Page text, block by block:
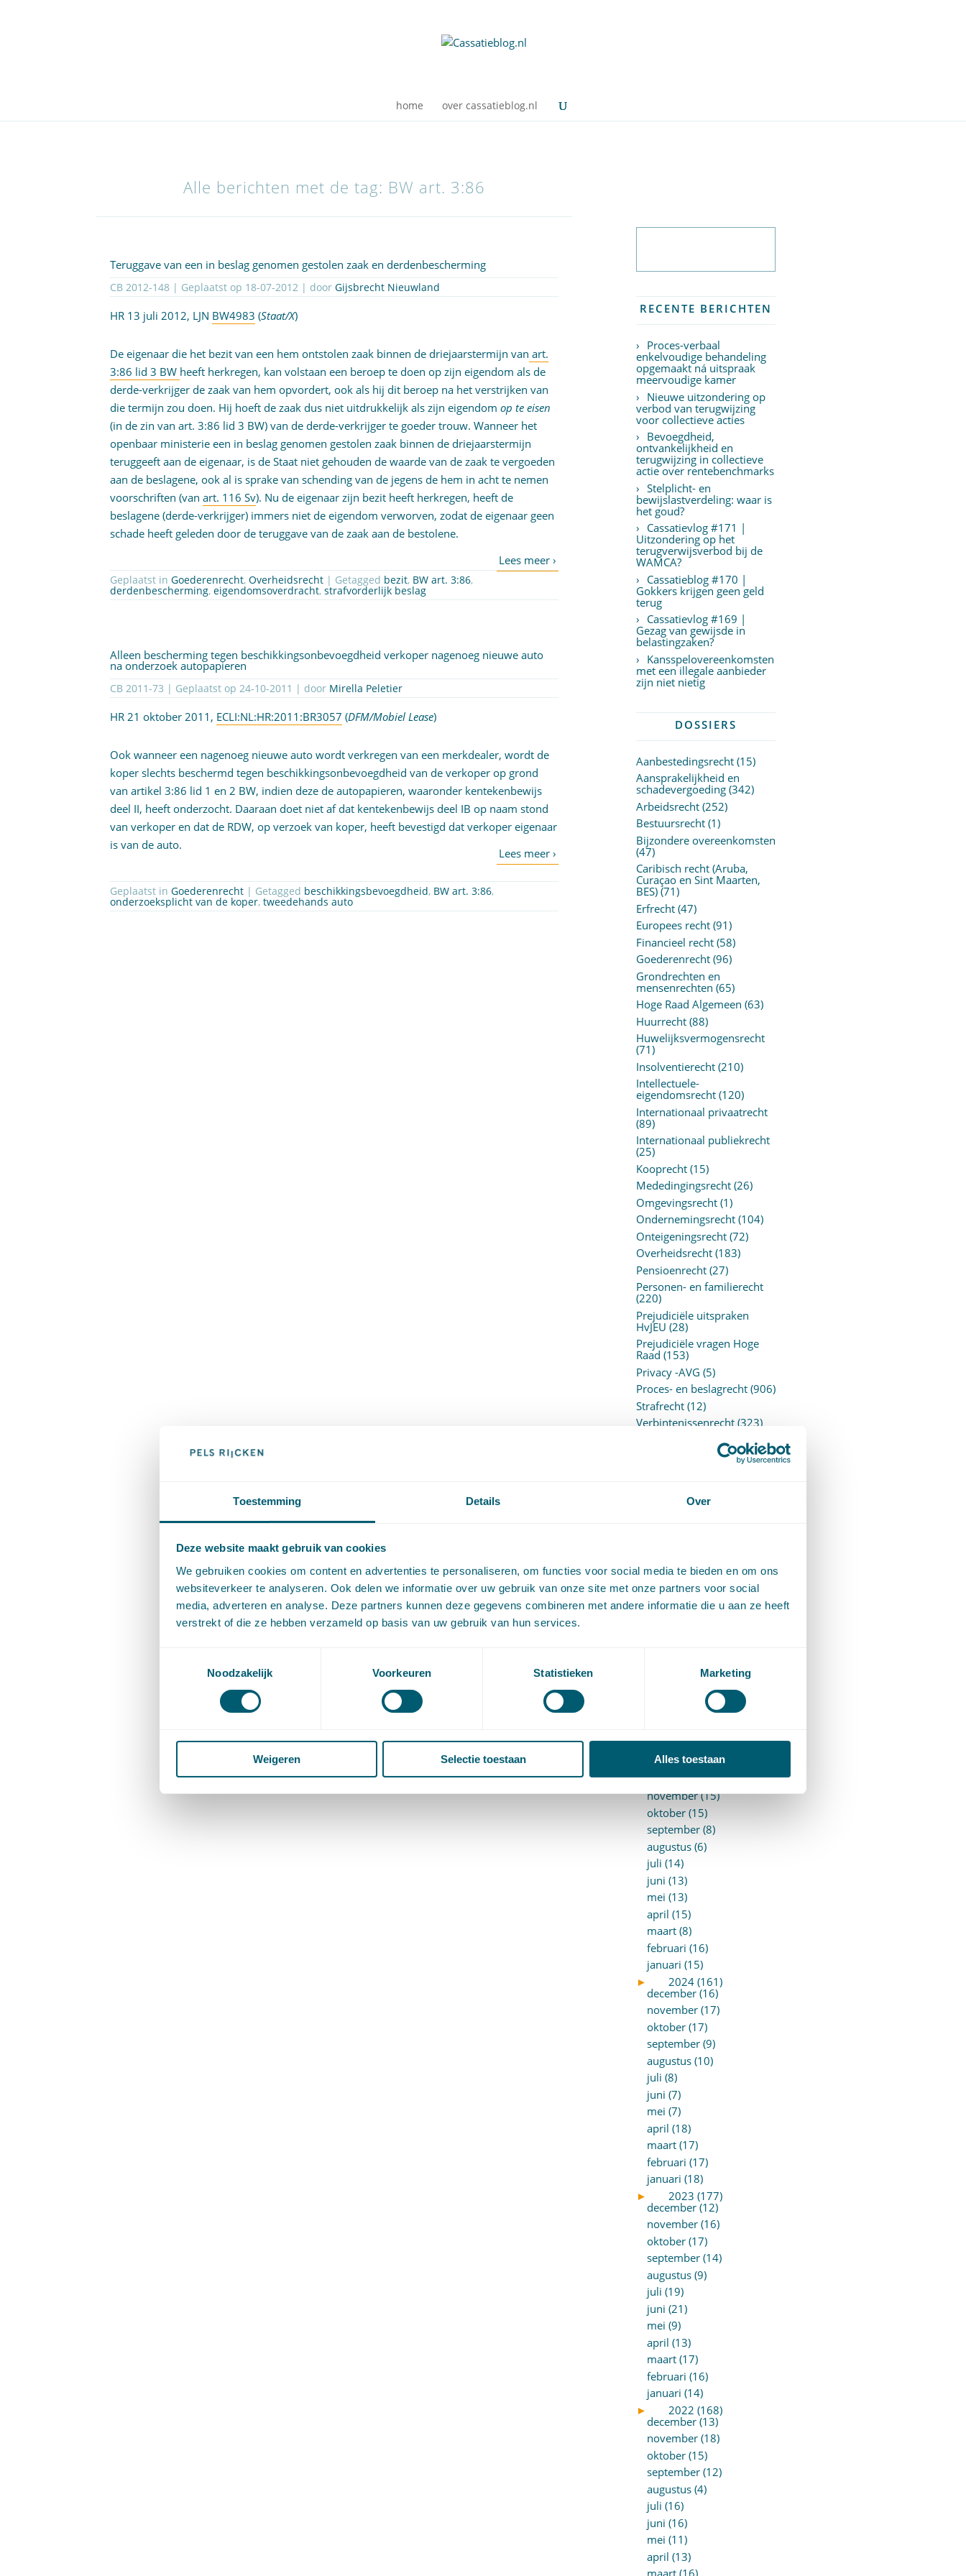
Toestemming Details Over
Deze website maakt gebruik van cookies
We gebruiken cookies om content en advertenties te personaliseren, om functies voor social media te bieden en om ons
websiteverkeer te analyseren. Ook delen we informatie over uw gebruik van onze site met onze partners voor social
media, adverteren en analyse. Deze partners kunnen deze gegevens combineren met andere informatie die u aan ze heeft
verstrekt of die ze hebben verzameld op basis van uw gebruik van hun services.
Noodzakelijk
Voorkeuren Statistieken Marketing
Weigeren Selectie toestaan Alles toestaan
home over cassatieblog.nl
Alle berichten met de tag: BW art. 3:86
Teruggave van een in beslag genomen gestolen zaak en derdenbescherming
CB 2012-148 | Geplaatst op 18-07-2012 | doorGijsbrecht Nieuwland
HR 13 juli 2012, LJN BW4983 (Staat/X)
De eigenaar die het bezit van een hem ontstolen zaak binnen de driejaarstermijn van art.
3:86 lid 3 BW heeft herkregen, kan volstaan een beroep te doen op zijn eigendom als de
derde-verkrijger de zaak van hem opvordert, ook als hij dit beroep na het verstrijken van
die termijn zou doen. Hij hoeft de zaak dus niet uitdrukkelijk als zijn eigendomop te eisen
(in de zin van art. 3:86 lid 3 BW) van de derde-verkrijger te goeder trouw. Wanneer het
openbaar ministerie een in beslag genomen gestolen zaak binnen de driejaarstermijn
teruggeeft aan de eigenaar, is de Staat niet gehouden de waarde van de zaak te vergoeden
aan de beslagene, ook al is sprake van schending van de jegens de hem in acht te nemen
voorschriften (vanart. 116 Sv). Nu de eigenaar zijn bezit heeft herkregen, heeft de
beslagene (derde-verkrijger) immers niet de eigendom verworven, zodat de eigenaar geen
schade heeft geleden door de teruggave van de zaak aan de bestolene.
Geplaatst inGoederenrecht,Overheidsrecht | Getagged bezit, BW art. 3:86,
derdenbescherming,eigendomsoverdracht,strafvorderlijk beslag
Alleen bescherming tegen beschikkingsonbevoegdheid verkoper nagenoeg nieuwe auto
na onderzoek autopapieren
CB 2011-73 | Geplaatst op24-10-2011 | door Mirella Peletier
HR 21 oktober 2011, ECLI:NL:HR:2011:BR3057 (DFM/Mobiel Lease)
Ook wanneer een nagenoeg nieuwe auto wordt verkregen van een merkdealer, wordt de
koper slechts beschermd tegen beschikkingsonbevoegdheid van de verkoper op grond
van artikel 3:86 lid 1 en 2 BW, indien deze de autopapieren, waaronder kentekenbewijs
deel II, heeft onderzocht. Daaraan doet niet af dat kentekenbewijs deel IB op naam stond
van verkoper en dat de RDW, op verzoek van koper, heeft bevestigd dat verkoper eigenaar
is van de auto.
Geplaatst inGoederenrecht | Getagged beschikkingsbevoegdheid, BW art. 3:86,
onderzoeksplicht van de koper,tweedehands auto
RECENTE BERICHTEN
Proces-verbaal
enkelvoudige behandeling
opgemaakt ná uitspraak
meervoudige kamer
Nieuwe uitzondering op
verbod van terugwijzing
voor collectieve acties
Bevoegdheid,
ontvankelijkheid en
terugwijzing in collectieve
actie over rentebenchmarks
Stelplicht- en
bewijslastverdeling: waar is
het goud?
Cassatievlog #171 |
Uitzondering op het
terugverwijsverbod bij de
WAMCA?
Cassatieblog #170 |
Gokkers krijgen geen geld
terug
Cassatievlog #169 |
Gezag van gewijsde in
belastingzaken?
Kansspelovereenkomsten
met een illegale aanbieder
zijn niet nietig
DOSSIERS
Aanbestedingsrecht(15)
Aansprakelijkheid en
schadevergoeding(342)
Arbeidsrecht(252)
Bestuursrecht(1)
Bijzondere overeenkomsten
(47)
Caribisch recht (Aruba,
Curaçao en Sint Maarten,
BES)(71)
Erfrecht(47)
Europees recht(91)
Financieel recht(58)
Goederenrecht(96)
Grondrechten en
mensenrechten (65)
Hoge Raad Algemeen (63)
Huurrecht(88)
Huwelijksvermogensrecht
(71)
Insolventierecht(210)
Intellectuele-
eigendomsrecht(120)
Internationaal privaatrecht
(89)
Internationaal publiekrecht
(25)
Kooprecht(15)
Mededingingsrecht(26)
Omgevingsrecht(1)
Ondernemingsrecht(104)
Onteigeningsrecht(72)
Overheidsrecht(183)
Pensioenrecht(27)
Personen- en familierecht
(220)
Prejudiciële uitspraken
HvJEU (28)
Prejudiciële vragen Hoge
Raad (153)
Privacy -AVG (5)
Proces- en beslagrecht(906)
Strafrecht(12)
Verbintenissenrecht(323)
Vermogensrecht algemeen
Wetgeving
ARCHIEF
2025 (153)
december (15)
november (15)
oktober (15)
september (8)
augustus (6)
juli (14)
juni (13)
mei (13)
april (15)
maart (8)
februari (16)
januari (15)
►
2024 (161)
december (16)
november (17)
oktober (17)
september (9)
augustus (10)
juli (8)
juni (7)
mei (7)
april (18)
maart (17)
februari (17)
januari (18)
►
2023 (177)
december (12)
november (16)
oktober (17)
september (14)
augustus (9)
juli (19)
juni (21)
mei (9)
april (13)
maart (17)
februari (16)
januari (14)
►
2022 (168)
december (13)
november (18)
oktober (15)
september (12)
augustus (4)
juli (16)
juni (16)
mei (11)
april (13)
maart (16)